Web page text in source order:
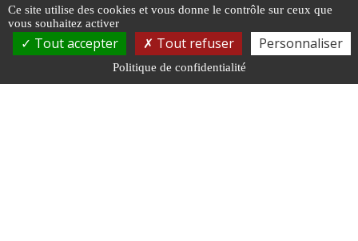
Ce site utilise des cookies et vous donne le contrôle sur ceux que
vous souhaitez activer
Tout accepter Tout refuser Personnaliser
Politique de confidentialité